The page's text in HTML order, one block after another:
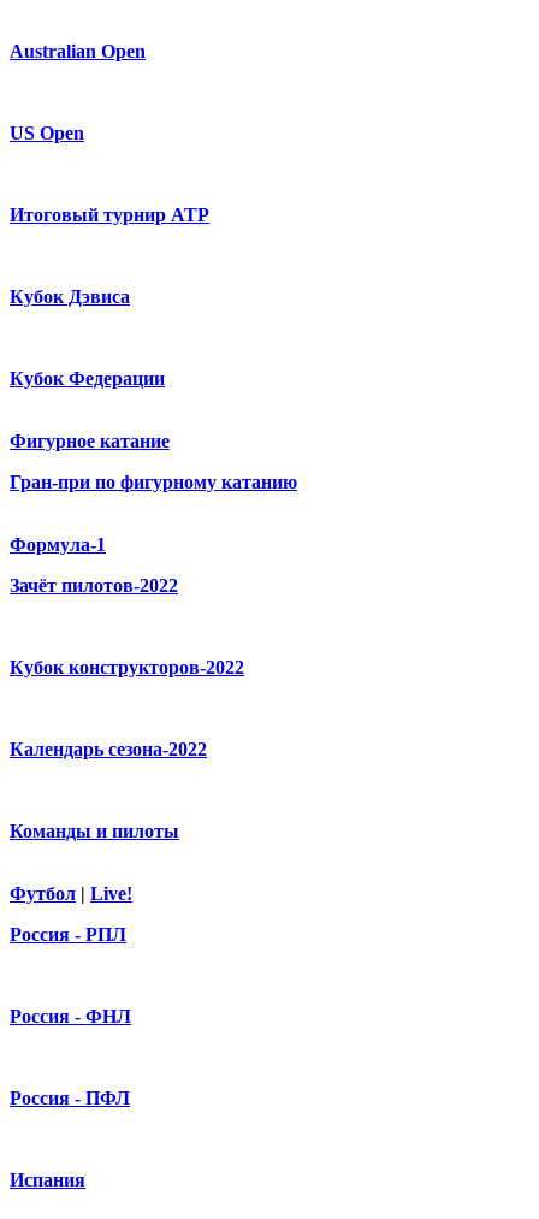
Australian Open
US Open
Итоговый турнир ATP
Кубок Дэвиса
Кубок Федерации
Фигурное катание
Гран-при по фигурному катанию
Формула-1
Зачёт пилотов-2022
Кубок конструкторов-2022
Календарь сезона-2022
Команды и пилоты
Футбол | Live!
Россия - РПЛ
Россия - ФНЛ
Россия - ПФЛ
Испания